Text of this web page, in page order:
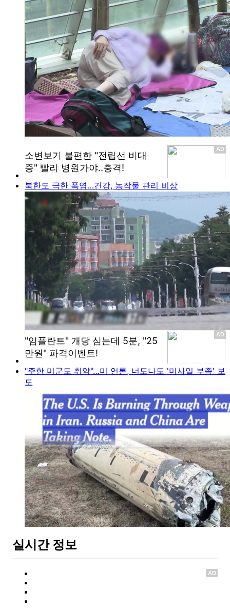
북한도 극한 폭염…건강, 농작물 관리 비상
"주한 미군도 취약"…미 언론, 너도나도 '미사일 부족' 보
도
실시간 정보
AD